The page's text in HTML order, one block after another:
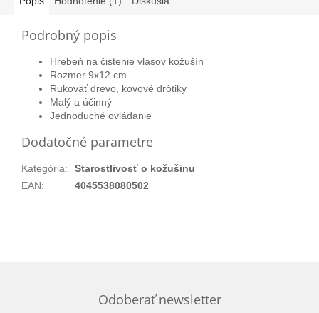
Podrobný popis
Hrebeň na čistenie vlasov kožušín
Rozmer 9x12 cm
Rukoväť drevo, kovové drôtiky
Malý a účinný
Jednoduché ovládanie
Dodatočné parametre
Kategória:
Starostlivosť o kožušinu
EAN: 4045538080502
Odoberať newsletter